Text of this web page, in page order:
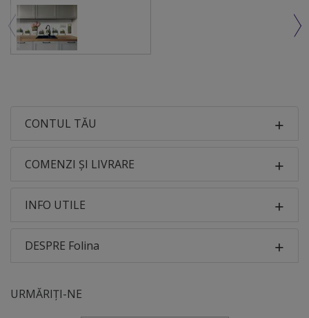
CONTUL TĂU
COMENZI ȘI LIVRARE
INFO UTILE
DESPRE Folina
URMĂRIȚI-NE